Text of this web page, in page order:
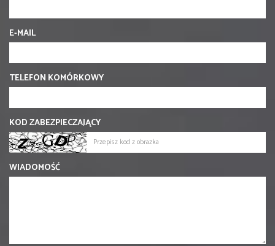
E-MAIL
TELEFON KOMÓRKOWY
KOD ZABEZPIECZAJĄCY
WIADOMOŚĆ